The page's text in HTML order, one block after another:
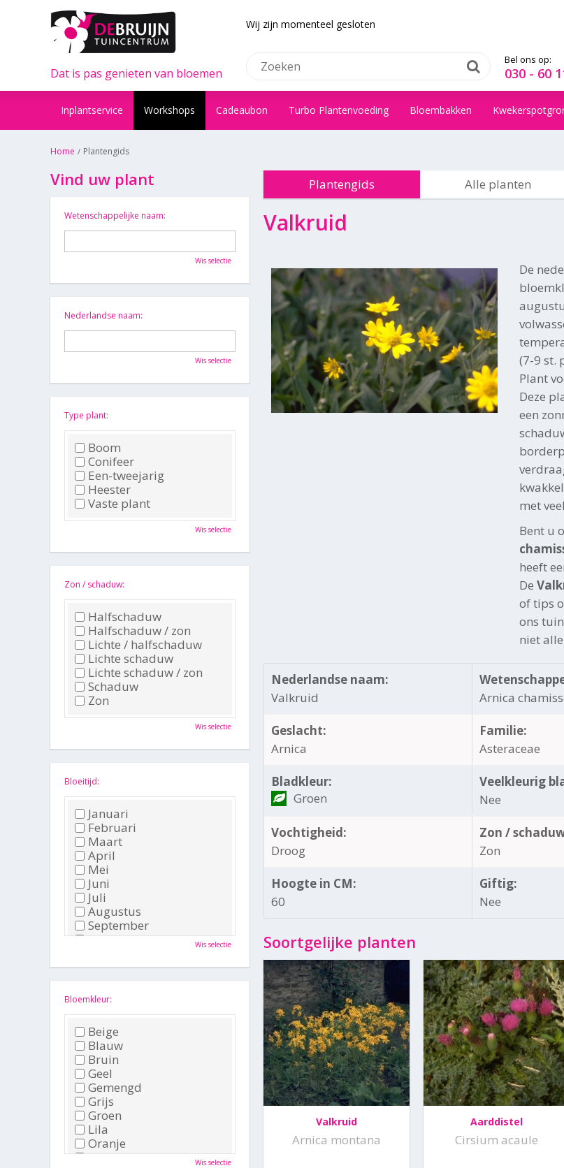
Home Plantengids
Wij zijn momenteel gesloten
Dat is pas genieten van bloemen
Bel ons op:
030 - 60
Inplantservice Workshops Cadeaubon Turbo Plantenvoeding Bloembakken
Plantengids Alle planten
Valkruid
De
(7-9 st.
Plant
Deze
een
met
Bent u
heeft
De
of tips
ons
niet
Nederlandse naam:
Valkruid
Arnica
Geslacht:
Arnica
Familie:
Asteraceae
Bladkleur:
Groen
Veelkleurig
Nee
Vochtigheid:
Droog
Zon /
Zon
Hoogte in CM:
60
Giftig:
Nee
Soortgelijke planten
Valkruid
Arnica montana
Aarddistel
Cirsium acaule
Vind uw plant
Wetenschappelijke naam:
Wis selectie
Nederlandse naam:
Wis selectie
Type plant:
Boom
Conifeer
Een-tweejarig
Heester
Vaste plant
Wis selectie
Zon / schaduw:
Halfschaduw
Halfschaduw / zon
Lichte / halfschaduw
Lichte schaduw
Lichte schaduw / zon
Schaduw
Zon
Wis selectie
Bloeitijd:
Januari
Februari
Maart
April
Mei
Juni
Juli
Augustus
September
Oktober
December
Wis selectie
Bloemkleur:
Beige
Blauw
Bruin
Geel
Gemengd
Grijs
Groen
Lila
Oranje
Paars
Wis selectie